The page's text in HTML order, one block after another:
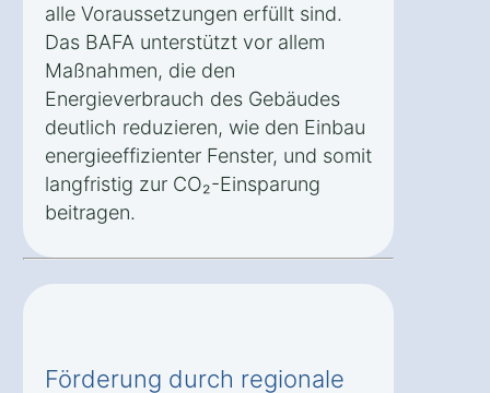
alle Voraussetzungen erfüllt sind.
Das BAFA unterstützt vor allem
Maßnahmen, die den
Energieverbrauch des Gebäudes
deutlich reduzieren, wie den Einbau
energieeffizienter Fenster, und somit
langfristig zur CO₂-Einsparung
beitragen.
Förderung durch regionale